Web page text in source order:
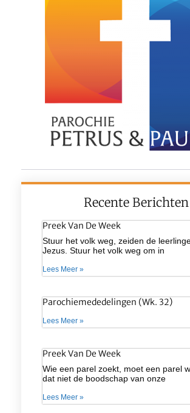
Recente Berichten
Preek Van De Week
Stuur het volk weg, zeiden de
Jezus. Stuur het volk weg om in
Lees Meer »
Parochiemededelingen (wk. 32)
Lees Meer »
Preek Van De Week
Wie een parel zoekt, moet een parel
dat niet de boodschap van onze
Lees Meer »